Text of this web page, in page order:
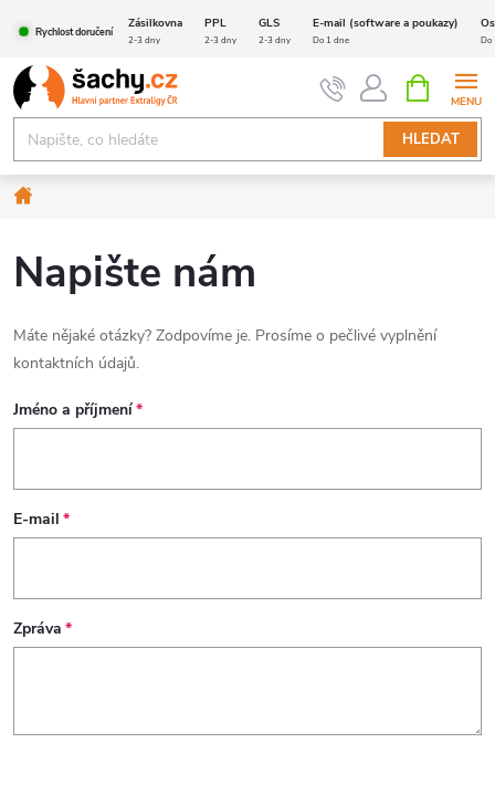
obsah
Rychlost doručení
Zásilkovna PPL GLS E-mail (software a poukazy)
2-3 dny 2-3 dny 2-3 dny Do 1 dne Do
HLEDAT
NÁKUPNÍ
KOŠÍK
Napište nám
Máte nějaké otázky? Zodpovíme je. Prosíme o pečlivé vyplnění
kontaktních údajů.
Jméno a příjmení
E-mail
Zpráva